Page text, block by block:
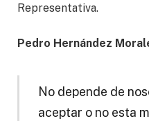
Representativa.
Pedro Hernández
No depende de
aceptar o no esta